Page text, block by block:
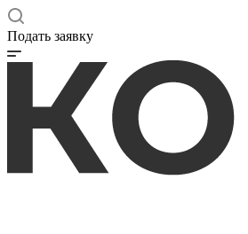
Подать заявку